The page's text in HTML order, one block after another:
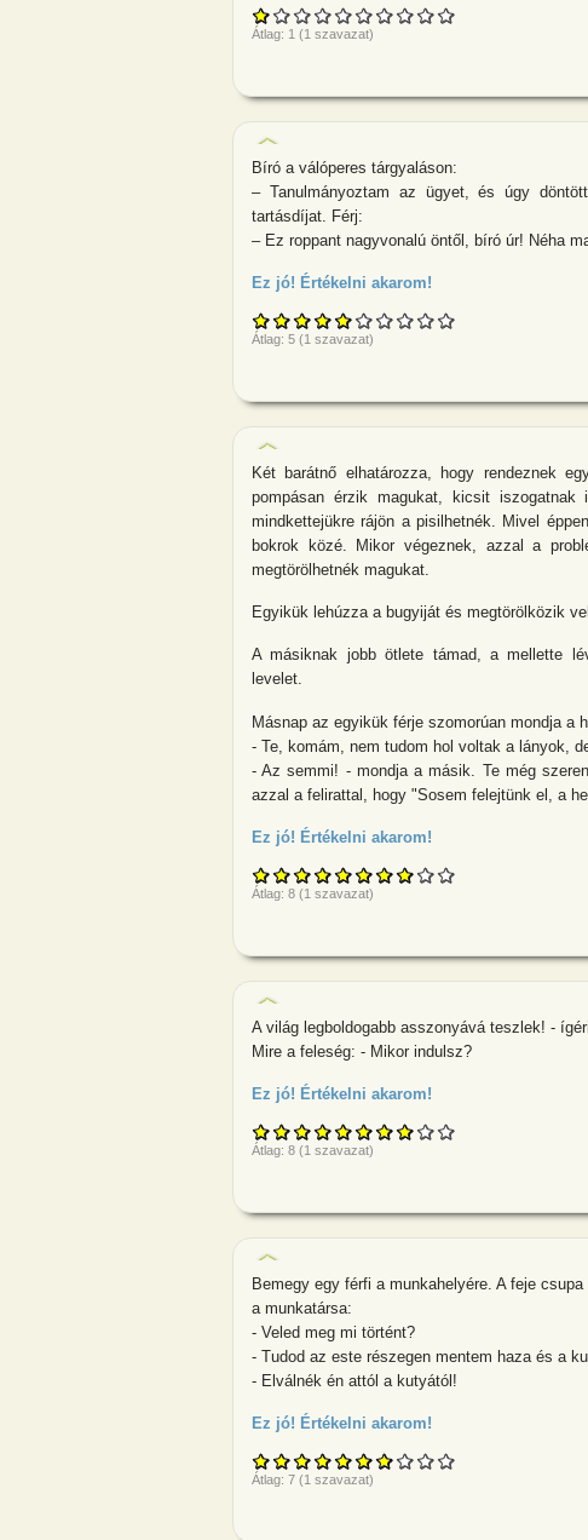
Átlag: 1 (1 szavazat)
Bíró a válóperes tárgyaláson:
– Tanulmányoztam az ügyet, és úgy
tartásdíjat. Férj:
– Ez roppant nagyvonalú öntől, bíró úr! Néha
Ez jó! Értékelni akarom!
Átlag: 5 (1 szavazat)
Két barátnő elhatározza, hogy rendeznek
pompásan érzik magukat, kicsit iszogatnak
mindkettejükre rájön a pisilhetnék. Mivel
bokrok közé. Mikor végeznek, azzal a
megtörölhetnék magukat.
Egyikük lehúzza a bugyiját és megtörölközik
A másiknak jobb ötlete támad, a mellette
levelet.
Másnap az egyikük férje szomorúan mondja a
- Te, komám, nem tudom hol voltak a lányok,
- Az semmi! - mondja a másik. Te még
azzal a felirattal, hogy "Sosem felejtünk el, a
Ez jó! Értékelni akarom! about Két barátnő
Átlag: 8 (1 szavazat)
A világ legboldogabb asszonyává teszlek! -
Mire a feleség: - Mikor indulsz?
Ez jó! Értékelni akarom! about A világ
Átlag: 8 (1 szavazat)
Bemegy egy férfi a munkahelyére. A feje
a munkatársa:
- Veled meg mi történt?
- Tudod az este részegen mentem haza és a
- Elválnék én attól a kutyától!
Ez jó! Értékelni akarom! about Bemegy egy
Átlag: 7 (1 szavazat)